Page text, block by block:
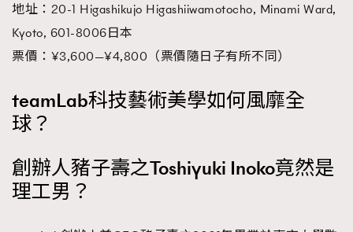
地址：20-1 Higashikujo Higashiiwamotocho, Minami Ward,
Kyoto, 601-8006日本
票價：¥3,600—¥4,800（票價隨日子有所不同）
teamLab科技藝術美學如何風靡全
球？
創辦人豬子壽之Toshiyuki Inoko竟然是
理工男？